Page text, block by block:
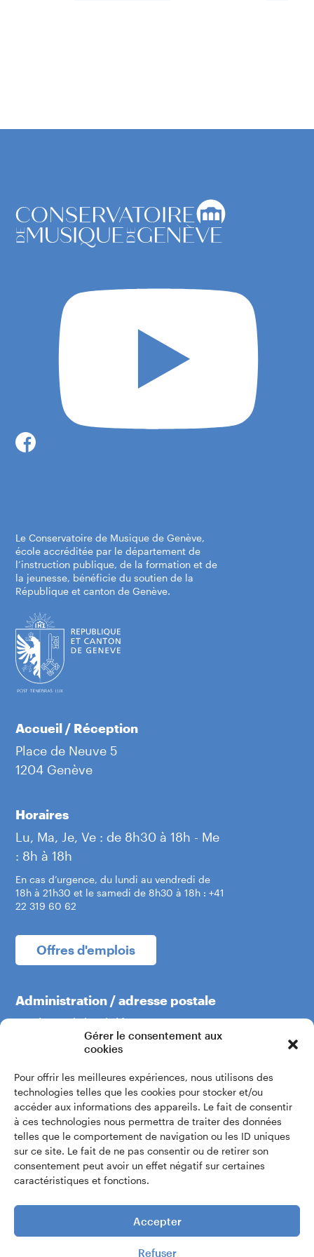
Gérer le consentement aux
cookies
Pour offrir les meilleures expériences, nous utilisons des
technologies telles que les cookies pour stocker et/ou
accéder aux informations des appareils. Le fait de consentir
à ces technologies nous permettra de traiter des données
telles que le comportement de navigation ou les ID uniques
sur ce site. Le fait de ne pas consentir ou de retirer son
consentement peut avoir un effet négatif sur certaines
caractéristiques et fonctions.
Accepter
Refuser
Le Conservatoire de Musique de Genève,
école accréditée par le département de
l’instruction publique, de la formation et de
la jeunesse, bénéficie du soutien de la
République et canton de Genève.
Accueil / Réception
Place de Neuve 5
1204 Genève
Horaires
Lu, Ma, Je, Ve : de 8h30 à 18h - Me
: 8h à 18h
En cas d’urgence, du lundi au vendredi de
18h à 21h30 et le samedi de 8h30 à 18h : +41
22 319 60 62
Offres d'emplois
Administration / adresse postale
Boulevard du Théâtre 5
1204 Genève
+41 22 319 60 60
Écrivez-nous
Accès intranet